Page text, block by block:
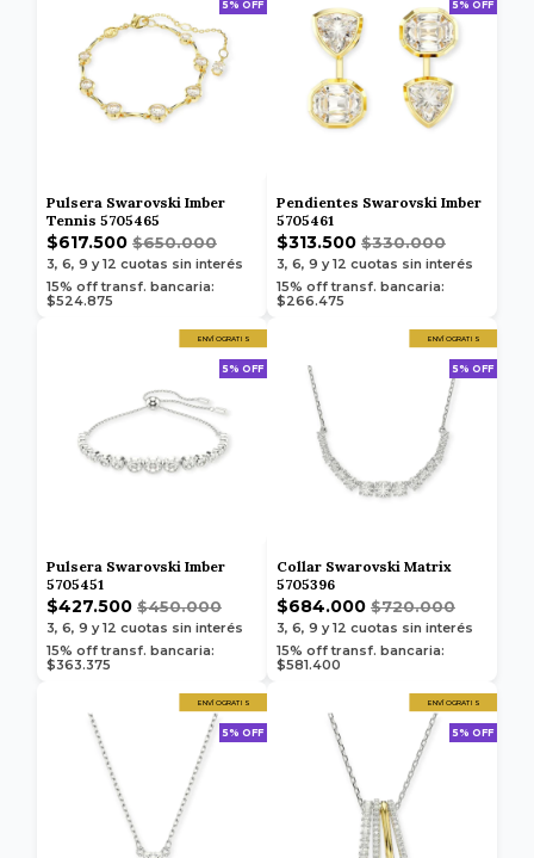
5% OFF
Pulsera Swarovski Imber
Tennis 5705465
$617.500 $650.000
3, 6, 9 y 12 cuotas sin interés
15% off transf. bancaria:
$524.875
5% OFF
Pendientes Swarovski Imber
5705461
$313.500 $330.000
3, 6, 9 y 12 cuotas sin interés
15% off transf. bancaria:
$266.475
ENVÍO GRATIS
5% OFF
Pulsera Swarovski Imber
5705451
$427.500 $450.000
3, 6, 9 y 12 cuotas sin interés
15% off transf. bancaria:
$363.375
ENVÍO GRATIS
5% OFF
Collar Swarovski Matrix
5705396
$684.000 $720.000
3, 6, 9 y 12 cuotas sin interés
15% off transf. bancaria:
$581.400
ENVÍO GRATIS
5% OFF
ENVÍO GRATIS
5% OFF